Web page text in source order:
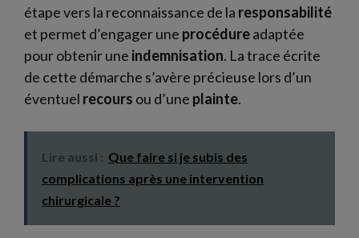
étape vers la reconnaissance de la responsabilité
et permet d’engager une procédureadaptée
pour obtenir une indemnisation. La trace écrite
de cette démarche s’avère précieuse lors d’un
éventuel recours ou d’une plainte.
Lire aussi : Que faire si je subis des
complications après une intervention
chirurgicale ?